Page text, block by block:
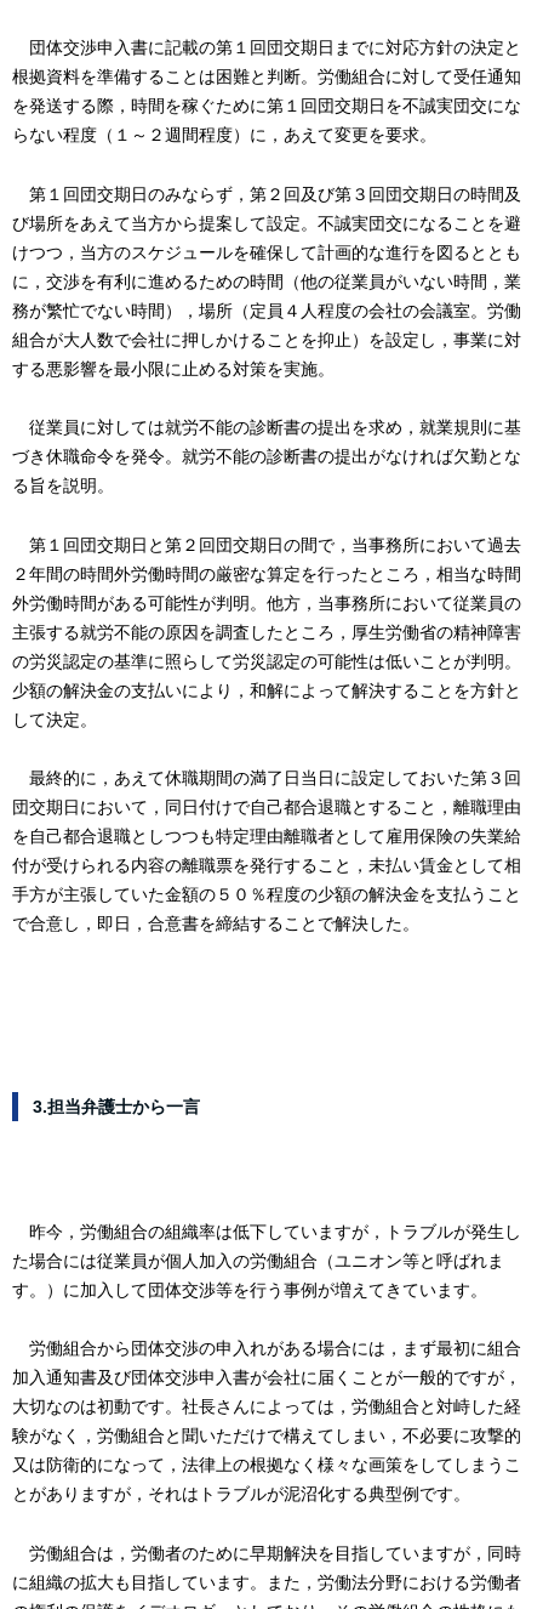
団体交渉申入書に記載の第１回団交期日までに対応方針の決定と
根拠資料を準備することは困難と判断。労働組合に対して受任通知
を発送する際，時間を稼ぐために第１回団交期日を不誠実団交にな
らない程度（１～２週間程度）に，あえて変更を要求。
第１回団交期日のみならず，第２回及び第３回団交期日の時間及
び場所をあえて当方から提案して設定。不誠実団交になることを避
けつつ，当方のスケジュールを確保して計画的な進行を図るととも
に，交渉を有利に進めるための時間（他の従業員がいない時間，業
務が繁忙でない時間），場所（定員４人程度の会社の会議室。労働
組合が大人数で会社に押しかけることを抑止）を設定し，事業に対
する悪影響を最小限に止める対策を実施。
従業員に対しては就労不能の診断書の提出を求め，就業規則に基
づき休職命令を発令。就労不能の診断書の提出がなければ欠勤とな
る旨を説明。
第１回団交期日と第２回団交期日の間で，当事務所において過去
２年間の時間外労働時間の厳密な算定を行ったところ，相当な時間
外労働時間がある可能性が判明。他方，当事務所において従業員の
主張する就労不能の原因を調査したところ，厚生労働省の精神障害
の労災認定の基準に照らして労災認定の可能性は低いことが判明。
少額の解決金の支払いにより，和解によって解決することを方針と
して決定。
最終的に，あえて休職期間の満了日当日に設定しておいた第３回
団交期日において，同日付けで自己都合退職とすること，離職理由
を自己都合退職としつつも特定理由離職者として雇用保険の失業給
付が受けられる内容の離職票を発行すること，未払い賃金として相
手方が主張していた金額の５０％程度の少額の解決金を支払うこと
で合意し，即日，合意書を締結することで解決した。
3.担当弁護士から一言
昨今，労働組合の組織率は低下していますが，トラブルが発生し
た場合には従業員が個人加入の労働組合（ユニオン等と呼ばれま
す。）に加入して団体交渉等を行う事例が増えてきています。
労働組合から団体交渉の申入れがある場合には，まず最初に組合
加入通知書及び団体交渉申入書が会社に届くことが一般的ですが，
大切なのは初動です。社長さんによっては，労働組合と対峙した経
験がなく，労働組合と聞いただけで構えてしまい，不必要に攻撃的
又は防衛的になって，法律上の根拠なく様々な画策をしてしまうこ
とがありますが，それはトラブルが泥沼化する典型例です。
労働組合は，労働者のために早期解決を目指していますが，同時
に組織の拡大も目指しています。また，労働法分野における労働者